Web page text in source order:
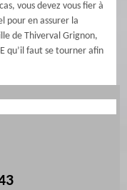
vous devez vous fier à
pour en assurer la
de Thiverval Grignon,
qu’il faut se tourner afin